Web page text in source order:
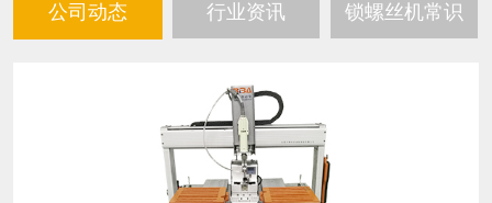
公司动态 行业资讯 锁螺丝机常识